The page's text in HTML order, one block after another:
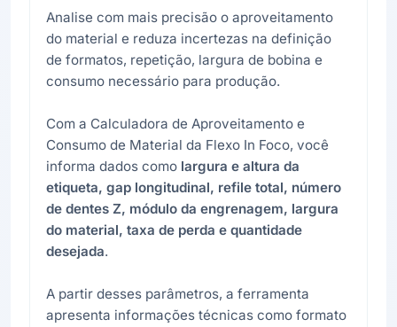
Analise com mais precisão o aproveitamento
do material e reduza incertezas na definição
de formatos, repetição, largura de bobina e
consumo necessário para produção.
Com a Calculadora de Aproveitamento e
Consumo de Material da Flexo In Foco, você
informa dados como largura e altura da
etiqueta, gap longitudinal, refile total, número
de dentes Z, módulo da engrenagem, largura
do material, taxa de perda e quantidade
desejada.
A partir desses parâmetros, a ferramenta
apresenta informações técnicas como formato